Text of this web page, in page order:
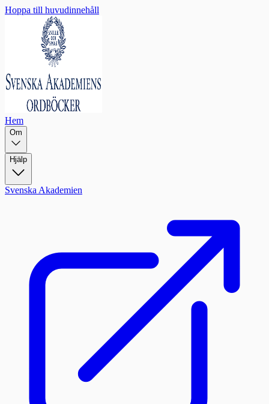
Hoppa till huvudinnehåll
Hem
Om
Hjälp
Svenska Akademien